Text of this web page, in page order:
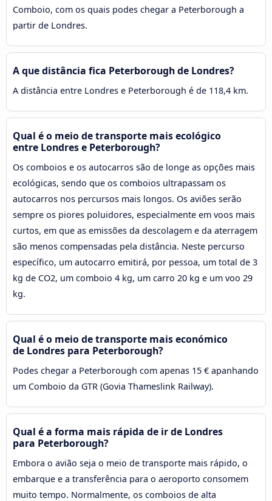
Comboio, com os quais podes chegar a Peterborough a
partir de Londres.
A que distância fica Peterborough de Londres?
A distância entre Londres e Peterborough é de 118,4 km.
Qual é o meio de transporte mais ecológico
entre Londres e Peterborough?
Os comboios e os autocarros são de longe as opções mais
ecológicas, sendo que os comboios ultrapassam os
autocarros nos percursos mais longos. Os aviões serão
sempre os piores poluidores, especialmente em voos mais
curtos, em que as emissões da descolagem e da aterragem
são menos compensadas pela distância. Neste percurso
específico, um autocarro emitirá, por pessoa, um total de 3
kg de CO2, um comboio 4 kg, um carro 20 kg e um voo 29
kg.
Qual é o meio de transporte mais económico
de Londres para Peterborough?
Podes chegar a Peterborough com apenas 15 € apanhando
um Comboio da GTR (Govia Thameslink Railway).
Qual é a forma mais rápida de ir de Londres
para Peterborough?
Embora o avião seja o meio de transporte mais rápido, o
embarque e a transferência para o aeroporto consomem
muito tempo. Normalmente, os comboios de alta